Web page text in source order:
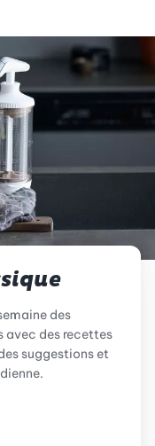
des
avec des recettes
suggestions et